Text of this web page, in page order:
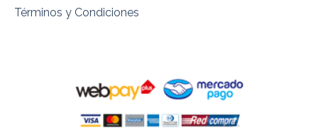
Términos y Condiciones